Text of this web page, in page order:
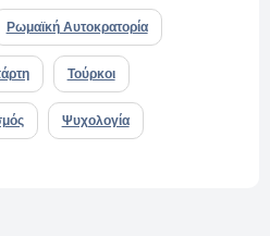
Ρωμαϊκή Αυτοκρατορία
Τούρκοι
Ψυχολογία